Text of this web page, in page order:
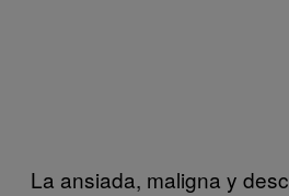
La ansiada, maligna y